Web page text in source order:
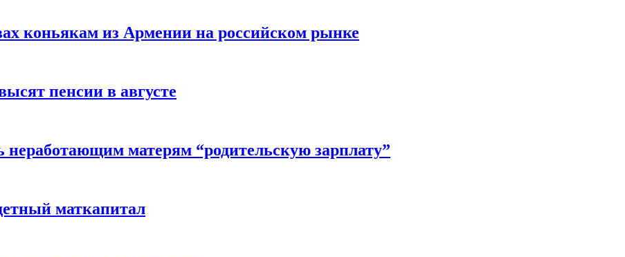
коньякам из Армении на российском рынке
пенсии в августе
матерям “родительскую зарплату”
маткапитал